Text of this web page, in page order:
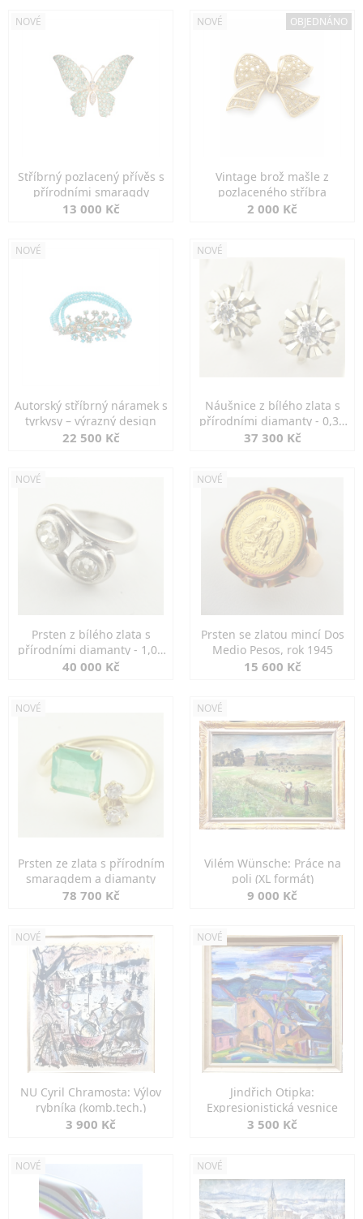
NOVÉ
Stříbrný pozlacený přívěs s
přírodními smaragdy
13 000 Kč
NOVÉ OBJEDNÁNO
Vintage brož mašle z
pozlaceného stříbra
2 000 Kč
NOVÉ
Autorský stříbrný náramek s
tyrkysy – výrazný design
22 500 Kč
NOVÉ
Náušnice z bílého zlata s
přírodními diamanty - 0,30
ct
37 300 Kč
NOVÉ
Prsten z bílého zlata s
přírodními diamanty - 1,00
ct
40 000 Kč
NOVÉ
Prsten se zlatou mincí Dos
Medio Pesos, rok 1945
15 600 Kč
NOVÉ
Prsten ze zlata s přírodním
smaragdem a diamanty
78 700 Kč
NOVÉ
Vilém Wünsche: Práce na
poli (XL formát)
9 000 Kč
NOVÉ
NU Cyril Chramosta: Výlov
rybníka (komb.tech.)
3 900 Kč
NOVÉ
Jindřich Otipka:
Expresionistická vesnice
3 500 Kč
NOVÉ NOVÉ